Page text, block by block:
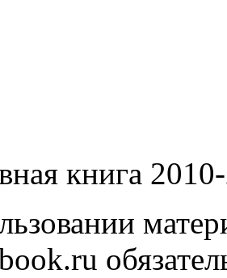
книга